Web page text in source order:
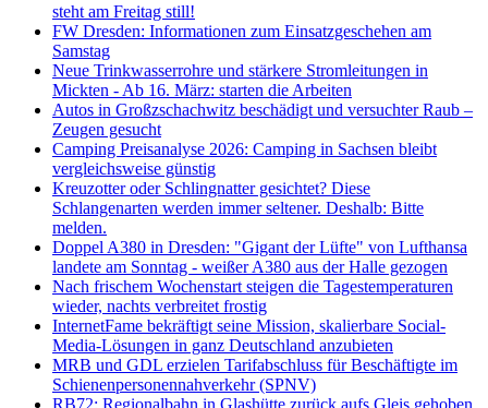
steht am Freitag still!
FW Dresden: Informationen zum Einsatzgeschehen am
Samstag
Neue Trinkwasserrohre und stärkere Stromleitungen in
Mickten - Ab 16. März: starten die Arbeiten
Autos in Großzschachwitz beschädigt und versuchter Raub –
Zeugen gesucht
Camping Preisanalyse 2026: Camping in Sachsen bleibt
vergleichsweise günstig
Kreuzotter oder Schlingnatter gesichtet? Diese
Schlangenarten werden immer seltener. Deshalb: Bitte
melden.
Doppel A380 in Dresden: "Gigant der Lüfte" von Lufthansa
landete am Sonntag - weißer A380 aus der Halle gezogen
Nach frischem Wochenstart steigen die Tagestemperaturen
wieder, nachts verbreitet frostig
InternetFame bekräftigt seine Mission, skalierbare Social-
Media-Lösungen in ganz Deutschland anzubieten
MRB und GDL erzielen Tarifabschluss für Beschäftigte im
Schienenpersonennahverkehr (SPNV)
RB72: Regionalbahn in Glashütte zurück aufs Gleis gehoben